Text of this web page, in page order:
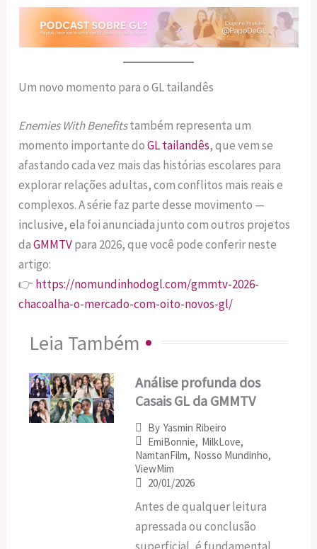
Um novo momento para o GL tailandês
Enemies With Benefitstambém representa um
momento importante doGL tailandês, que vem se
afastando cada vez mais das histórias escolares para
explorar relações adultas, com conflitos mais reais e
complexos. A série faz parte desse movimento —
inclusive, ela foi anunciada junto com outros projetos
daGMMTVpara 2026, que você pode conferir neste
artigo:
👉 https://nomundinhodogl.com/gmmtv-2026-
chacoalha-o-mercado-com-oito-novos-gl/
Leia Também
Análise profunda dos
Casais GL da GMMTV
By Yasmin Ribeiro
EmiBonnie, MilkLove,
NamtanFilm, Nosso Mundinho,
ViewMim
20/01/2026
Antes de qualquer leitura
apressada ou conclusão